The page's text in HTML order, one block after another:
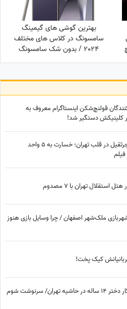
بهترین گوشی های گیمینگ
سامسونگ در کلاس های مختلف
2024 / بدون شک سامسونگ
برای گیمینگ در بازار است
قولنچ‌شکن اینستاگرام معروف به
کلینیکش دستگیر شد!
جزئیات سقوط مرگبار جرثقیل در قلب تهران؛ خسارت به 5 واحد
تهران با 7 مصدوم
ملک‌شهر اصفهان / چرا وسایل بازی هنوز
کیک پخت!
قتل وحشیانه خواستگار دختر 14 ساله در حاشیه تهران/ سرنوشت شوم